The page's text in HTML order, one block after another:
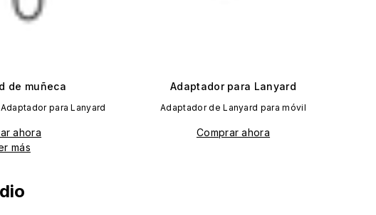
de muñeca
para Lanyard
ahora
más
Adaptador para Lanyard
Adaptador de Lanyard para móvil
Comprar ahora